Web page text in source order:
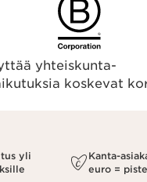
yhteiskunta-
koskevat
yli
Kanta-
euro = piste